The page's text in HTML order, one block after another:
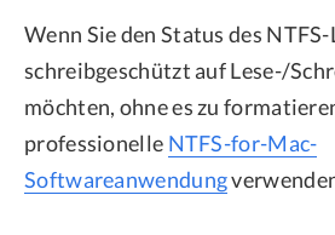
Wenn Sie den Status des
schreibgeschützt auf Lese-/
möchten, ohne es zu
professionelle NTFS-for-Mac-
Softwareanwendung